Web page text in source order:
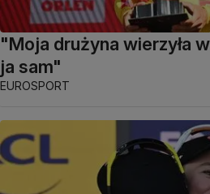
"Moja drużyna wierzyła
ja sam"
EUROSPORT